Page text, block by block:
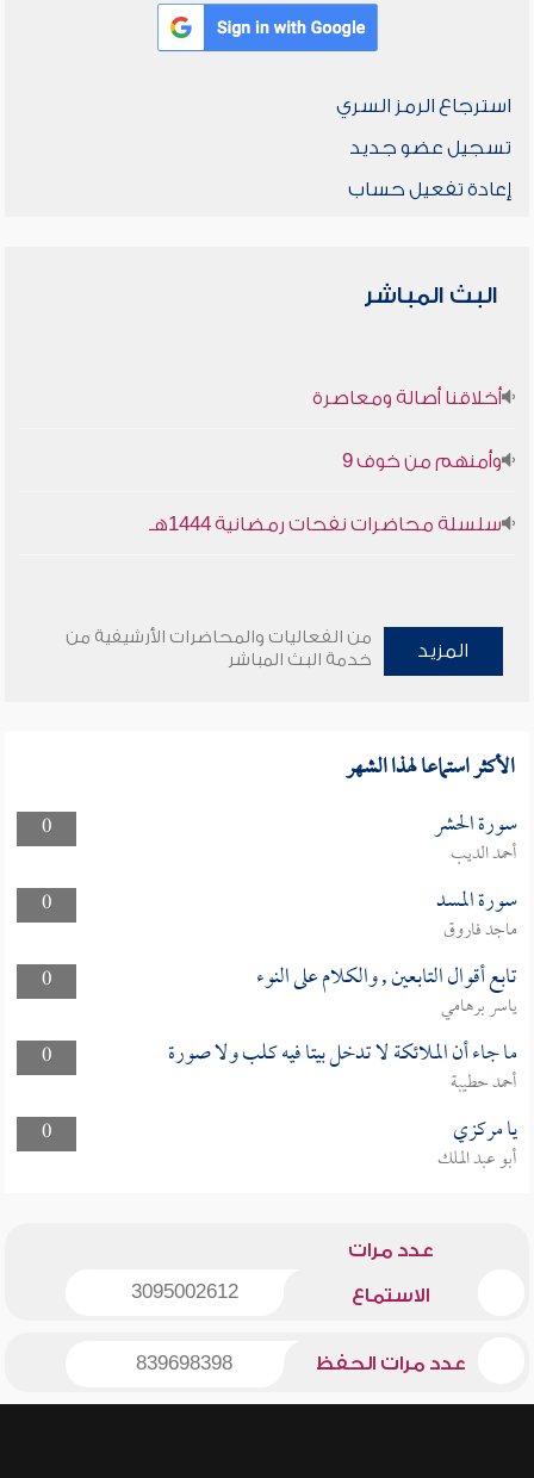
استرجاع الرمز السري
تسجيل عضو جديد
إعادة تفعيل حساب
البث المباشر
أخلاقنا أصالة ومعاصرة
وأمنهم من خوف 9
سلسلة محاضرات نفحات رمضانية 1444هـ
المزيد
من الفعاليات والمحاضرات الأرشيفية من
خدمة البث المباشر
الأكثر استماعا لهذا الشهر
0 سورة الحشر
أحمد الديب
0
سورة المسد
ماجد فاروق
0
تابع أقوال التابعين , والكلام على النوء
ياسر برهامي
0
ما جاء أن الملائكة لا تدخل بيتا فيه كلب ولا صورة
أحمد حطيبة
0
يا مركزي
أبو عبد الملك
عدد مرات
الاستماع 3095002612
عدد مرات الحفظ 839698398